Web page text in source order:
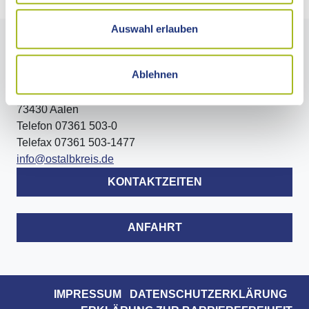
Auswahl erlauben
Ablehnen
LANDRATSAMT OSTALBKREIS
Stuttgarter Straße 41
73430 Aalen
Telefon 07361 503-0
Telefax 07361 503-1477
info@ostalbkreis.de
KONTAKTZEITEN
ANFAHRT
IMPRESSUM
DATENSCHUTZERKLÄRUNG